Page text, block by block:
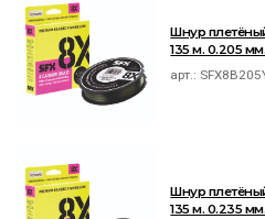
Шнур
135 м. 0.205 мм.
арт.:
Шнур
135 м. 0.235